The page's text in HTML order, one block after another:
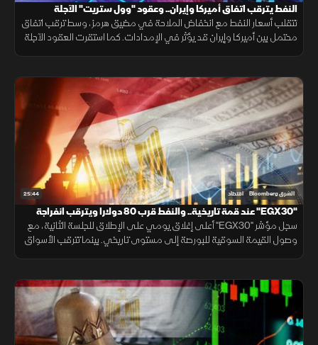
النفط يترقب اتفاق أميركا وإيران.. وعقود "وول ستريت" الآجلة
مستقرة
تتقلب أسعار النفط مع انخفاض الملاحة في مضيق هرمز، وسط ترقب اتفاق
محتمل بين أميركا وإيران قد يؤثر في الإمدادات. كما استقرت العقود الآجلة
25:44 الشرق Bloomberg اقتصاد
"EGX30" عند قمة تاريخية.. والنفط قرب 80 دولارا ويترقب انفراجة
"هرمز"
سجل مؤشر "EGX30" أعلى إغلاق يومي على الإطلاق للجلسة الثانية، مع
وصول القيمة السوقية للبورصة إلى مستوى تاريخي. بينما تترقب الأسواق